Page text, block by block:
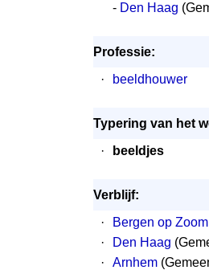
- Den Haag
Professie:
·
beeldhouwer
Typering van het
·
beeldjes
Verblijf:
·
Bergen op Zoom
·
Den Haag
·
Arnhem